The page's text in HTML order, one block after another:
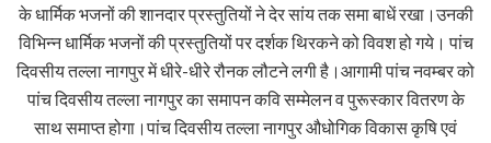
के धार्मिक भजनों की शानदार प्रस्तुतियों ने देर सांय तक समा बाधें रखा।उनकी
विभिन्न धार्मिक भजनों की प्रस्तुतियों पर दर्शक थिरकने को विवश हो गये। पांच
दिवसीय तल्ला नागपुर में धीरे-धीरे रौनक लौटने लगी है।आगामी पांच नवम्बर को
पांच दिवसीय तल्ला नागपुर का समापन कवि सम्मेलन व पुरूस्कार वितरण के
साथ समाप्त होगा।पांच दिवसीय तल्ला नागपुर औधोगिक विकास कृषि एवं